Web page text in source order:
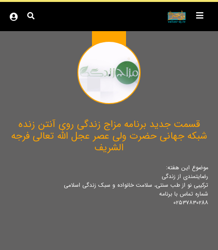
قسمت جدید برنامه مزاج زندگی روی آنتن زنده
شبکه جهانی حضرت ولی عصر عجل الله تعالی فرجه
الشریف
موضوع این هفته:
رضایتمندی از زندگی
ترکیبی نو از طب سنتی، سلامت خانواده و سبک زندگی اسلامی
شماره تماس با برنامه
۰۲۵۳۷۸۳۰۲8۸